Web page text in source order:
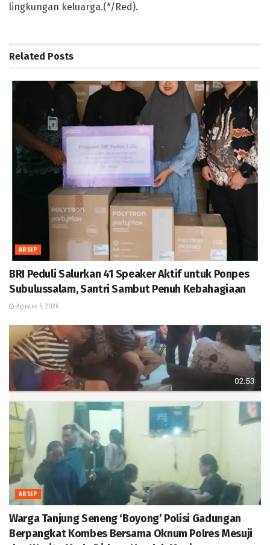
lingkungan keluarga.(*/Red).
Related Posts
ARSIP
BRI Peduli Salurkan 41 Speaker Aktif untuk Ponpes
Subulussalam, Santri Sambut Penuh Kebahagiaan
Agustus 5, 2026
ARSIP
Warga Tanjung Seneng ‘Boyong’ Polisi Gadungan
Berpangkat Kombes Bersama Oknum Polres Mesuji